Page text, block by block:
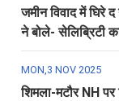
जमीन विवाद में घिरे
ने बोले- सेलिब्रिटी
MON,3 NOV 2025
शिमला-मटौर NH